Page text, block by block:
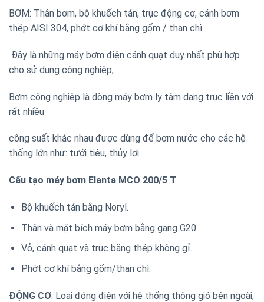
BƠM: Thân bơm, bộ khuếch tán, trục động cơ, cánh bơm
thép AISI 304, phớt cơ khí bằng gốm / than chì
Đây là những máy bơm điện cánh quạt duy nhất phù hợp
cho sử dụng công nghiệp,
Bơm công nghiệp là dòng máy bơm ly tâm dạng trục liền với
rất nhiều
công suất khác nhau được dùng để bơm nước cho các hệ
thống lớn như: tưới tiêu, thủy lợi
Cấu tạo máy bơm Elanta MCO 200/5 T
Bộ khuếch tán bằng Noryl.
Thân và mặt bích máy bơm bằng gang G20.
Vỏ, cánh quạt và trục bằng thép không gỉ.
Phớt cơ khí bằng gốm/than chì.
ĐỘNG CƠ: Loại đóng điện với hệ thống thông gió bên ngoài,